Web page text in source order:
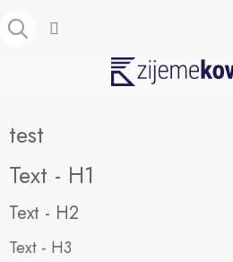
na
obsah
test
Text - H1
Text - H2
Text - H3